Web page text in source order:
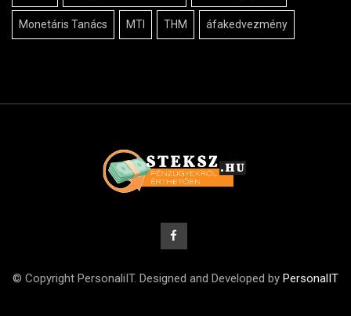
Monetáris Tanács MTI THM áfakedvezmény
© Copyright PersonaliIT. Designed and Developed by PersonalIT